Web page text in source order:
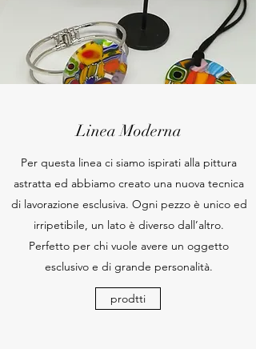
Linea Moderna
Per questa linea ci siamo ispirati alla pittura
astratta ed abbiamo creato una nuova tecnica
di lavorazione esclusiva. Ogni pezzo è unico ed
irripetibile, un lato è diverso dall’altro.
Perfetto per chi vuole avere un oggetto
esclusivo e di grande personalità.
prodtti